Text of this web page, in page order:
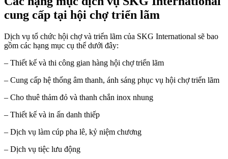
cung cấp tại hội chợ triển lãm
Dịch vụ tổ chức hội chợ và triển lãm của SKG International sẽ bao
gồm các hạng mục cụ thể dưới đây:
– Thiết kế và thi công gian hàng hội chợ triển lãm
– Cung cấp hệ thống âm thanh, ánh sáng phục vụ hội chợ triển lãm
– Cho thuê thảm đỏ và thanh chắn inox nhung
– Thiết kế và in ấn danh thiếp
– Dịch vụ làm cúp pha lê, kỷ niệm chương
– Dịch vụ tiệc lưu động